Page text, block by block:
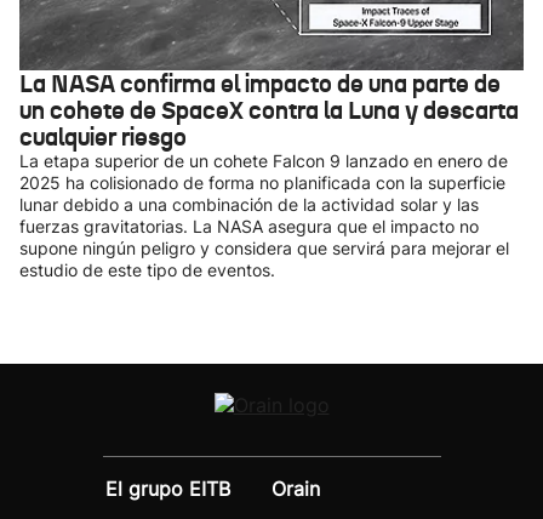
La NASA confirma el impacto de una parte de
un cohete de SpaceX contra la Luna y descarta
cualquier riesgo
La etapa superior de un cohete Falcon 9 lanzado en enero de
2025 ha colisionado de forma no planificada con la superficie
lunar debido a una combinación de la actividad solar y las
fuerzas gravitatorias. La NASA asegura que el impacto no
supone ningún peligro y considera que servirá para mejorar el
estudio de este tipo de eventos.
El grupo EITB
Orain